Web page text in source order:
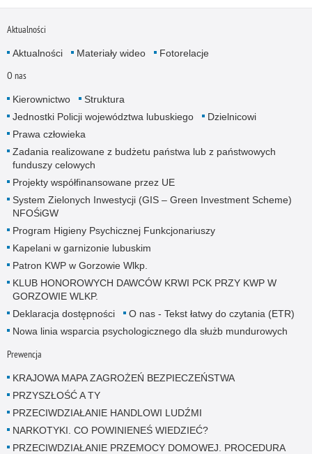
Aktualności
Aktualności Materiały wideo Fotorelacje
O nas
Kierownictwo
Struktura
Jednostki Policji województwa lubuskiego
Dzielnicowi
Prawa człowieka
Zadania realizowane z budżetu państwa lub z państwowych
funduszy celowych
Projekty współfinansowane przez UE
System Zielonych Inwestycji (GIS – Green Investment Scheme)
NFOŚiGW
Program Higieny Psychicznej Funkcjonariuszy
Kapelani w garnizonie lubuskim
Patron KWP w Gorzowie Wlkp.
KLUB HONOROWYCH DAWCÓW KRWI PCK PRZY KWP W
GORZOWIE WLKP.
Deklaracja dostępności
O nas - Tekst łatwy do czytania (ETR)
Nowa linia wsparcia psychologicznego dla służb mundurowych
Prewencja
KRAJOWA MAPA ZAGROŻEŃ BEZPIECZEŃSTWA
PRZYSZŁOŚĆ A TY
PRZECIWDZIAŁANIE HANDLOWI LUDŹMI
NARKOTYKI. CO POWINIENEŚ WIEDZIEĆ?
PRZECIWDZIAŁANIE PRZEMOCY DOMOWEJ. PROCEDURA